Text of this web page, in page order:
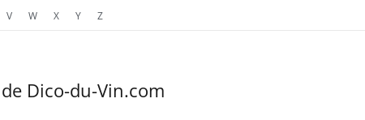
V W X Y Z
Dico-du-Vin.com